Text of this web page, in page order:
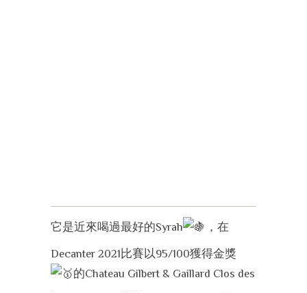
它是近來喝過最好的Syrah ，在
Decanter 2021比賽以95/100獲得金獎
的Chateau Gilbert & Gaillard Clos des